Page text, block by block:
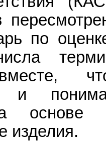
по
и
основе
изделия.